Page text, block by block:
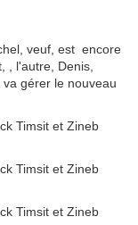
veuf, est encore
, l'autre, Denis,
gérer le nouveau